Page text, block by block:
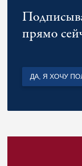
прямо
ДА, Я ХОЧУ